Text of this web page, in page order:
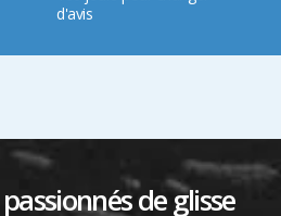
d'avis
de glisse